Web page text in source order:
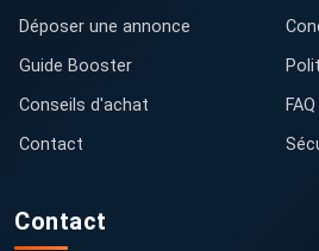
Déposer une annonce
Guide Booster
Conseils d'achat
Contact
FAQ
Contact